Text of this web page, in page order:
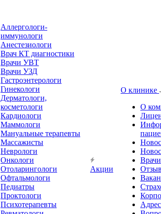
Аллергологи-
иммунологи
Анестезиологи
Врач КТ диагностики
Врачи УВТ
Врачи УЗД
Гастроэнтерологи
Гинекологи
Дерматологи,
косметологи
Кардиологи
Маммологи
Мануальные терапевты
Массажисты
Неврологи
Онкологи
Отоларингологи
Офтальмологи
Педиатры
Проктологи
Психотерапевты
Акции
О клинике
О
Врачи